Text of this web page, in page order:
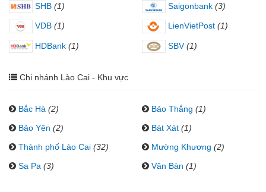
SHB (1) Saigonbank (3)
VDB (1) LienVietPost (1)
HDBank (1) SBV (1)
Chi nhánh Lào Cai - Khu vực
Bắc Hà (2) Bảo Thắng (1)
Bảo Yên (2) Bát Xát (1)
Thành phố Lào Cai (32) Mường Khương (2)
Sa Pa (3) Văn Bàn (1)